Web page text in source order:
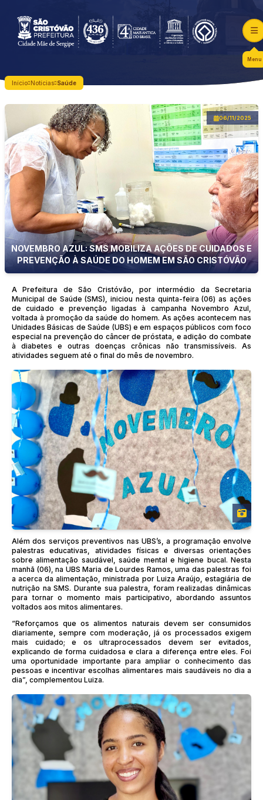
Menu
Início Notícias Saúde
06/11/2025
NOVEMBRO AZUL: SMS MOBILIZA AÇÕES DE CUIDADOS E
PREVENÇÃO À SAÚDE DO HOMEM EM SÃO CRISTÓVÃO
A Prefeitura de São Cristóvão, por intermédio da Secretaria
Municipal de Saúde (SMS), iniciou nesta quinta-feira (06) as ações
de cuidado e prevenção ligadas à campanha Novembro Azul,
voltada à promoção da saúde do homem. As ações acontecem nas
Unidades Básicas de Saúde (UBS) e em espaços públicos com foco
especial na prevenção do câncer de próstata, e adição do combate
à diabetes e outras doenças crônicas não transmissíveis. As
atividades seguem até o final do mês de novembro.
Além dos serviços preventivos nas UBS’s, a programação envolve
palestras educativas, atividades físicas e diversas orientações
sobre alimentação saudável, saúde mental e higiene bucal. Nesta
manhã (06), na UBS Maria de Lourdes Ramos, uma das palestras foi
a acerca da alimentação, ministrada por Luiza Araújo, estagiária de
nutrição na SMS. Durante sua palestra, foram realizadas dinâmicas
para tornar o momento mais participativo, abordando assuntos
voltados aos mitos alimentares.
“Reforçamos que os alimentos naturais devem ser consumidos
diariamente, sempre com moderação, já os processados exigem
mais cuidado; e os ultraprocessados devem ser evitados,
explicando de forma cuidadosa e clara a diferença entre eles. Foi
uma oportunidade importante para ampliar o conhecimento das
pessoas e incentivar escolhas alimentares mais saudáveis no dia a
dia”, complementou Luiza.